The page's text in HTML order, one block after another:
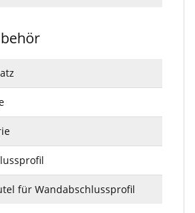
für Wandabschlussprofil